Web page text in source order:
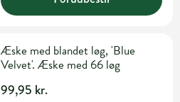
Æske med blandet løg, 'Blue
Velvet'. Æske med 66 løg
99,95 kr.